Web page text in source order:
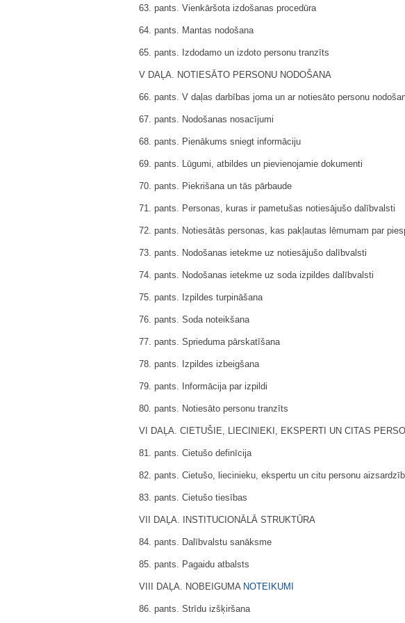
63. pants. Vienkāršota izdošanas procedūra
64. pants. Mantas nodošana
65. pants. Izdodamo un izdoto personu tranzīts
V DAĻA. NOTIESĀTO PERSONU NODOŠANA
66. pants. V daļas darbības joma un ar notiesāto personu
67. pants. Nodošanas nosacījumi
68. pants. Pienākums sniegt informāciju
69. pants. Lūgumi, atbildes un pievienojamie dokumenti
70. pants. Piekrišana un tās pārbaude
71. pants. Personas, kuras ir pametušas notiesājušo dalībvalsti
72. pants. Notiesātās personas, kas pakļautas lēmumam par
73. pants. Nodošanas ietekme uz notiesājušo dalībvalsti
74. pants. Nodošanas ietekme uz soda izpildes dalībvalsti
75. pants. Izpildes turpināšana
76. pants. Soda noteikšana
77. pants. Sprieduma pārskatīšana
78. pants. Izpildes izbeigšana
79. pants. Informācija par izpildi
80. pants. Notiesāto personu tranzīts
VI DAĻA. CIETUŠIE, LIECINIEKI, EKSPERTI UN CITAS
81. pants. Cietušo definīcija
82. pants. Cietušo, liecinieku, ekspertu un citu personu
83. pants. Cietušo tiesības
VII DAĻA. INSTITUCIONĀLĀ STRUKTŪRA
84. pants. Dalībvalstu sanāksme
85. pants. Pagaidu atbalsts
VIII DAĻA. NOBEIGUMA NOTEIKUMI
86. pants. Strīdu izšķiršana